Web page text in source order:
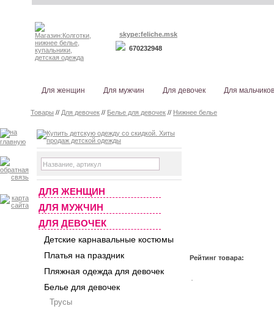
skype:feliche.msk
670232948
Для женщин Для мужчин Для девочек Для мальчиков
Товары // Для девочек // Белье для девочек // Нижнее белье
ДЛЯ ЖЕНЩИН
ДЛЯ МУЖЧИН
ДЛЯ ДЕВОЧЕК
Детские карнавальные костюмы
Платья на праздник
Пляжная одежда для девочек
Белье для девочек
Трусы
Рейтинг товара: